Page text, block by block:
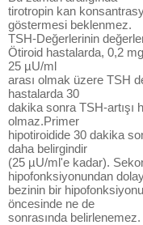
tirotropin kan
göstermesi beklenmez.
TSH-Değerlerinin
Ötiroid hastalarda, 0,2
25 µU/ml
arası olmak üzere TSH
hastalarda 30
dakika sonra TSH-
olmaz.Primer
hipotiroidide 30 dakika
daha belirgindir
(25 µU/ml'e kadar).
hipofonksiyonundan
bezinin bir
öncesinde ne de
sonrasında belirlenemez.